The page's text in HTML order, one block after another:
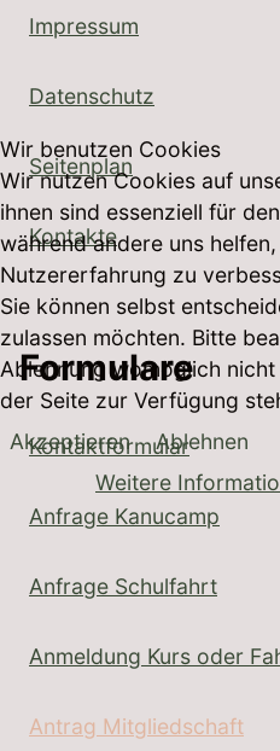
Impressum
Datenschutz
Seitenplan
Kontakte
Formulare
Kontaktformular
Anfrage Kanucamp
Anfrage Schulfahrt
Anmeldung Kurs oder
Antrag Mitgliedschaft
Wir benutzen Cookies
Wir nutzen Cookies auf
ihnen sind essenziell für
während andere uns
Nutzererfahrung zu
Sie können selbst
zulassen möchten. Bitte
Ablehnung womöglich
der Seite zur Verfügung
Akzeptieren
Ablehnen
Weitere